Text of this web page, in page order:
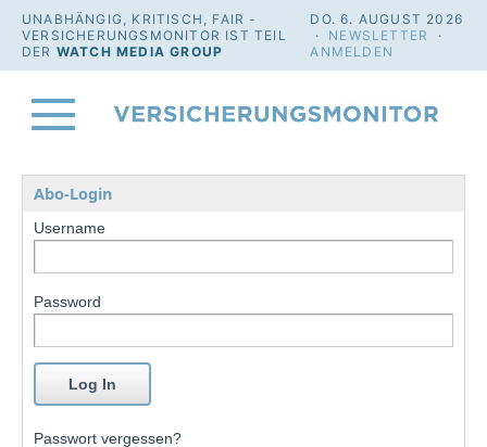
UNABHÄNGIG, KRITISCH, FAIR -
VERSICHERUNGSMONITOR IST TEIL
DER WATCH MEDIA GROUP
DO. 6. AUGUST 2026
· NEWSLETTER
·
ANMELDEN
Abo-Login
Username
Password
Passwort vergessen?